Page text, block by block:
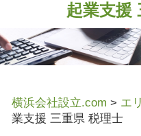
起業支援
横浜会社設立.com > エ
業支援 三重県 税理士